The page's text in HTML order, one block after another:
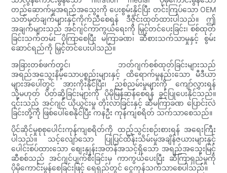
တည်ဆောက်မှုအရည်အသွေးကို ပေးစွမ်းနိုင်ပြီး တင်းကြပ်သော OEM
သတ်မှတ်ချက်များနှင့်ကိုက်ညီစေရန် ဒီဇိုင်းထုတ်ထားပါသည်။ ဤ
အချက်များသည် အင်ဂျင်ကာကွယ်ရေးကို မြှင့်တင်ပေးခြင်း၊ စစ်ထုတ်
ခြင်းသက်တမ်း ပိုကြာစေပြီး မကြာခဏ၊ ဆီစားသက်သာမှုနှင့် စွမ်း
ဆောင်ရည်ကို မြှင့်တင်ပေးပါသည်။
အခြားတစ်ဖက်တွင်၊ ဘတ်ဂျက်စစ်ထုတ်ခြင်းများသည်
အရည်အသွေးနိမ့်သောပစ္စည်းများနှင့် ထိရောက်မှုနည်းသော မီဒီယာ
များအပေါ်တွင် အားကိုးနိုင်ပြီး၊ ညစ်ညမ်းမှုများကို ကျော်လွှားရန်
သို့မဟုတ် ပိတ်ဆို့ခြင်းများကို ပိုမိုမြန်ဆန်စေရန် ခွင့်ပြုပေးနိုင်သည်။
၎င်းသည် အင်ဂျင် ယိုယွင်းမှု တိုးလာခြင်းနှင့် ဆီမကြာခဏ ပြောင်းလဲ
ခြင်းတို့ကို ဖြစ်ပေါ်စေနိုင်ပြီး ကနဦး ကုန်ကျစရိတ် သက်သာစေသည်။
ပိုင်ဆိုင်မှုစုစုပေါင်းကုန်ကျစရိတ်ကို ထည့်သွင်းစဉ်းစားရန် အရေးကြီး
ပါသည်။ သင့်လျော်သော ပြုပြင်ထိန်းသိမ်းမှုအချိန်ဇယားများနှင့်
ပေါင်းစပ်ထားသော စျေးနှုန်းအတန်အသင့်ရှိသော အရည်အသွေးမြင့်
ဆီစစ်သည် အင်ဂျင်ပျက်စီးခြင်းမှ ကာကွယ်ပေးပြီး ဆီကြာရှည်မှုကို
ပိုမိုကောင်းမွန်စေခြင်းဖြင့် ရေရှည်တွင် ငွေကုန်သက်သာစေပါသည်။